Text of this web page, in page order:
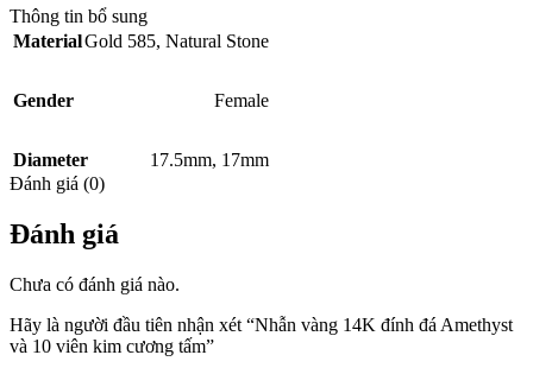
Thông tin bổ sung
MaterialGold 585, Natural Stone
Gender Female
Diameter 17.5mm, 17mm
Đánh giá (0)
Đánh giá
Chưa có đánh giá nào.
Hãy là người đầu tiên nhận xét “Nhẫn vàng 14K đính đá Amethyst
và 10 viên kim cương tấm”